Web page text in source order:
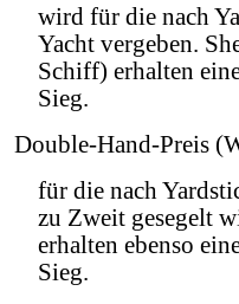
wird für die nach
Yacht vergeben.
Schiff) erhalten
Sieg.
Double-Hand-Preis
für die nach
zu Zweit gesegelt
erhalten ebenso
Sieg.